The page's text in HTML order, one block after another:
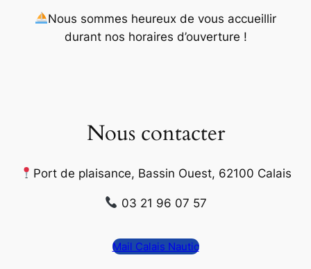
Nous sommes heureux de vous accueillir
durant nos horaires d’ouverture !
Nous contacter
Port de plaisance, Bassin Ouest, 62100 Calais
03 21 96 07 57
Mail Calais Nautic